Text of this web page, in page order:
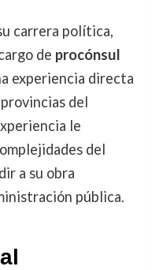
carrera política,
de procónsul
experiencia directa
del
le
del
a su obra
pública.